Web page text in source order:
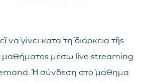
γίνει κατὰ τὴ διάρκεια τῆς
μαθήματος μέσω live streaming
Ἡ σύνδεση στὸ μάθημα